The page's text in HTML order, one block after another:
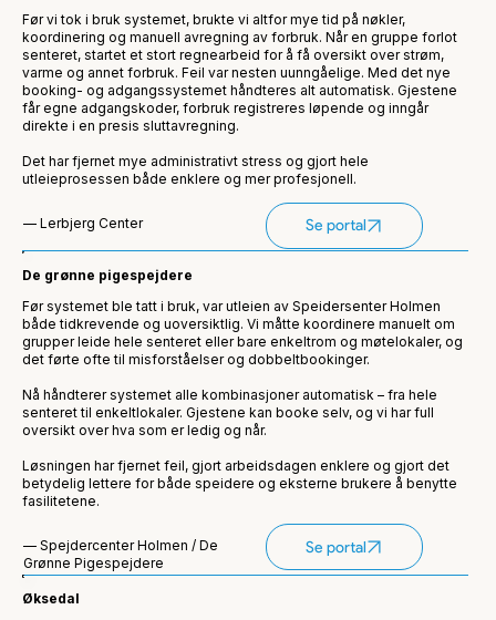
Før vi tok i bruk systemet, brukte vi altfor mye tid på nøkler,
koordinering og manuell avregning av forbruk. Når en gruppe forlot
senteret, startet et stort regnearbeid for å få oversikt over strøm,
varme og annet forbruk. Feil var nesten uunngåelige. Med det nye
booking- og adgangssystemet håndteres alt automatisk. Gjestene
får egne adgangskoder, forbruk registreres løpende og inngår
direkte i en presis sluttavregning.
Det har fjernet mye administrativt stress og gjort hele
utleieprosessen både enklere og mer profesjonell.
— Lerbjerg Center Se portal
De grønne pigespejdere
Før systemet ble tatt i bruk, var utleien av Speidersenter Holmen
både tidkrevende og uoversiktlig. Vi måtte koordinere manuelt om
grupper leide hele senteret eller bare enkeltrom og møtelokaler, og
det førte ofte til misforståelser og dobbeltbookinger.
Nå håndterer systemet alle kombinasjoner automatisk – fra hele
senteret til enkeltlokaler. Gjestene kan booke selv, og vi har full
oversikt over hva som er ledig og når.
Løsningen har fjernet feil, gjort arbeidsdagen enklere og gjort det
betydelig lettere for både speidere og eksterne brukere å benytte
fasilitetene.
— Spejdercenter Holmen / De
Grønne Pigespejdere
Se portal
Øksedal